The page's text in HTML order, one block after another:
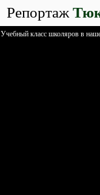
Репортаж
Учебный класс школяров в